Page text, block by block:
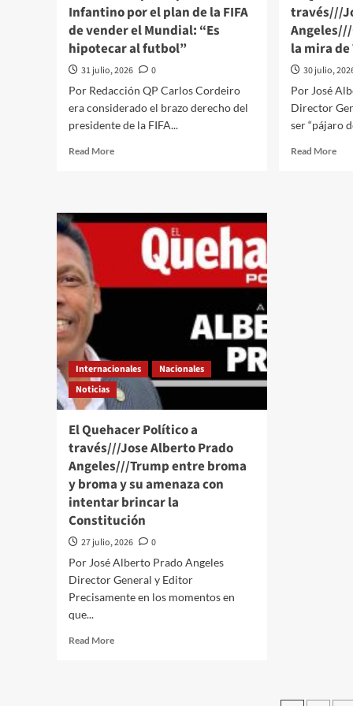
Infantino por el plan de la FIFA
de vender el Mundial: “Es
hipotecar al futbol”
31 julio, 2026
0
Por Redacción QP Carlos Cordeiro
era considerado el brazo derecho del
presidente de la FIFA...
Read MoreRead
principal
asesor
Infantino
por
FIFA
de
vender
el
“Es
hipotecar
al
través///
la mira
30 julio,
Por José
Director
ser “pájaro
Read MoreRead
Internacionales
Nacionales
Noticias
El Quehacer Político a
través///Jose Alberto Prado
Angeles///Trump entre broma
y broma y su amenaza con
intentar brincar la
Constitución
27 julio, 2026
0
Por José Alberto Prado Angeles
Director General y Editor
Precisamente en los momentos en
que...
Read MoreRead